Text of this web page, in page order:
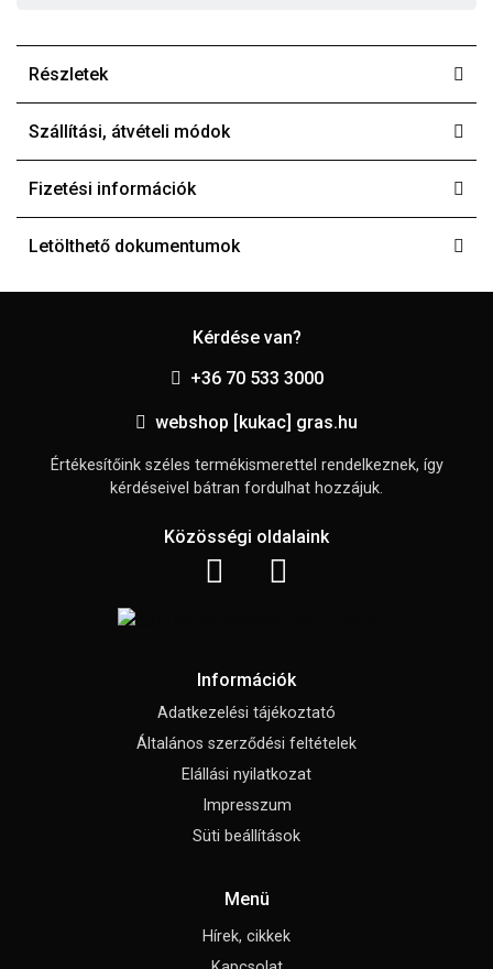
Részletek
Szállítási, átvételi módok
Fizetési információk
Letölthető dokumentumok
Kérdése van?
+36 70 533 3000
webshop [kukac] gras.hu
Értékesítőink széles termékismerettel rendelkeznek, így
kérdéseivel bátran fordulhat hozzájuk.
Közösségi oldalaink
Információk
Adatkezelési tájékoztató
Általános szerződési feltételek
Elállási nyilatkozat
Impresszum
Süti beállítások
Menü
Hírek, cikkek